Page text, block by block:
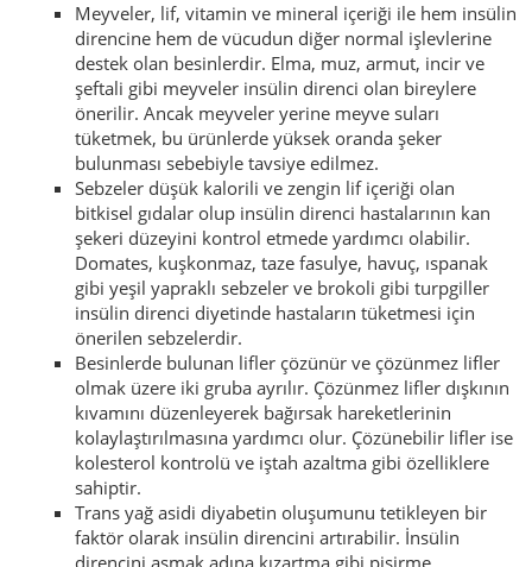
Meyveler, lif, vitamin ve mineral içeriği ile hem insülin
direncine hem de vücudun diğer normal işlevlerine
destek olan besinlerdir. Elma, muz, armut, incir ve
şeftali gibi meyveler insülin direnci olan bireylere
önerilir. Ancak meyveler yerine meyve suları
tüketmek, bu ürünlerde yüksek oranda şeker
bulunması sebebiyle tavsiye edilmez.
Sebzeler düşük kalorili ve zengin lif içeriği olan
bitkisel gıdalar olup insülin direnci hastalarının kan
şekeri düzeyini kontrol etmede yardımcı olabilir.
Domates, kuşkonmaz, taze fasulye, havuç, ıspanak
gibi yeşil yapraklı sebzeler ve brokoli gibi turpgiller
insülin direnci diyetinde hastaların tüketmesi için
önerilen sebzelerdir.
Besinlerde bulunan lifler çözünür ve çözünmez lifler
olmak üzere iki gruba ayrılır. Çözünmez lifler dışkının
kıvamını düzenleyerek bağırsak hareketlerinin
kolaylaştırılmasına yardımcı olur. Çözünebilir lifler ise
kolesterol kontrolü ve iştah azaltma gibi özelliklere
sahiptir.
Trans yağ asidi diyabetin oluşumunu tetikleyen bir
faktör olarak insülin direncini artırabilir. İnsülin